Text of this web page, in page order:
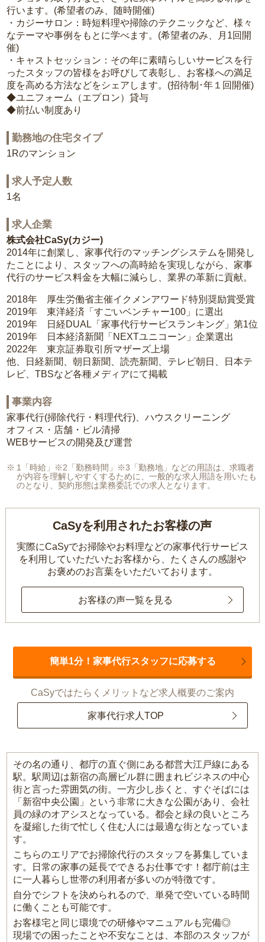
行います。(希望者のみ、随時開催)
・カジーサロン：時短料理や掃除のテクニックなど、様々
なテーマや事例をもとに学べます。(希望者のみ、月1回開
催)
・キャストセッション：その年に素晴らしいサービスを行
ったスタッフの皆様をお呼びして表彰し、お客様への満足
度を高める方法などをシェアします。(招待制･年１回開催)
◆ユニフォーム（エプロン）貸与
◆前払い制度あり
勤務地の住宅タイプ
1Rのマンション
求人予定人数
1名
求人企業
株式会社CaSy(カジー)
2014年に創業し、家事代行のマッチングシステムを開発し
たことにより、スタッフへの高時給を実現しながら、家事
代行のサービス料金を大幅に減らし、業界の革新に貢献。
2018年 厚生労働省主催イクメンアワード特別奨励賞受賞
2019年 東洋経済「すごいベンチャー100」に選出
2019年 日経DUAL「家事代行サービスランキング」第1位
2019年 日本経済新聞「NEXTユニコーン」企業選出
2022年 東京証券取引所マザーズ上場
他、日経新聞、朝日新聞、読売新聞、テレビ朝日、日本テ
レビ、TBSなど各種メディアにて掲載
事業内容
家事代行(掃除代行・料理代行)、ハウスクリーニング
オフィス・店舗・ビル清掃
WEBサービスの開発及び運営
1「時給」※2「勤務時間」※3「勤務地」などの用語は、求職者
が内容を理解しやすくするために、一般的な求人用語を用いたも
のとなり、契約形態は業務委託での求人となります。
CaSyを利用されたお客様の声
実際にCaSyでお掃除やお料理などの家事代行サービス
を利用していただいたお客様から、 たくさんの感謝や
お褒めのお言葉をいただいております。
お客様の声一覧を見る
簡単1分！家事代行スタッフに応募する
CaSyではたらくメリットなど求人概要のご案内
家事代行求人TOP
その名の通り、都庁の直ぐ側にある都営大江戸線にある
駅。駅周辺は新宿の高層ビル群に囲まれビジネスの中心
街と言った雰囲気の街。一方少し歩くと、すぐそばには
「新宿中央公園」という非常に大きな公園があり、会社
員の緑のオアシスとなっている。都会と緑の良いところ
を凝縮した街で忙しく住む人には最適な街となっていま
す。
こちらのエリアでお掃除代行のスタッフを募集していま
す。日常の家事の延長でできるお仕事です！都庁前は主
に一人暮らし世帯の利用者が多いのが特徴です。
自分でシフトを決められるので、単発で空いている時間
に働くことも可能です。
お客様宅と同じ環境での研修やマニュアルも完備◎
現場での困ったことや不安なことは、本部のスタッフが